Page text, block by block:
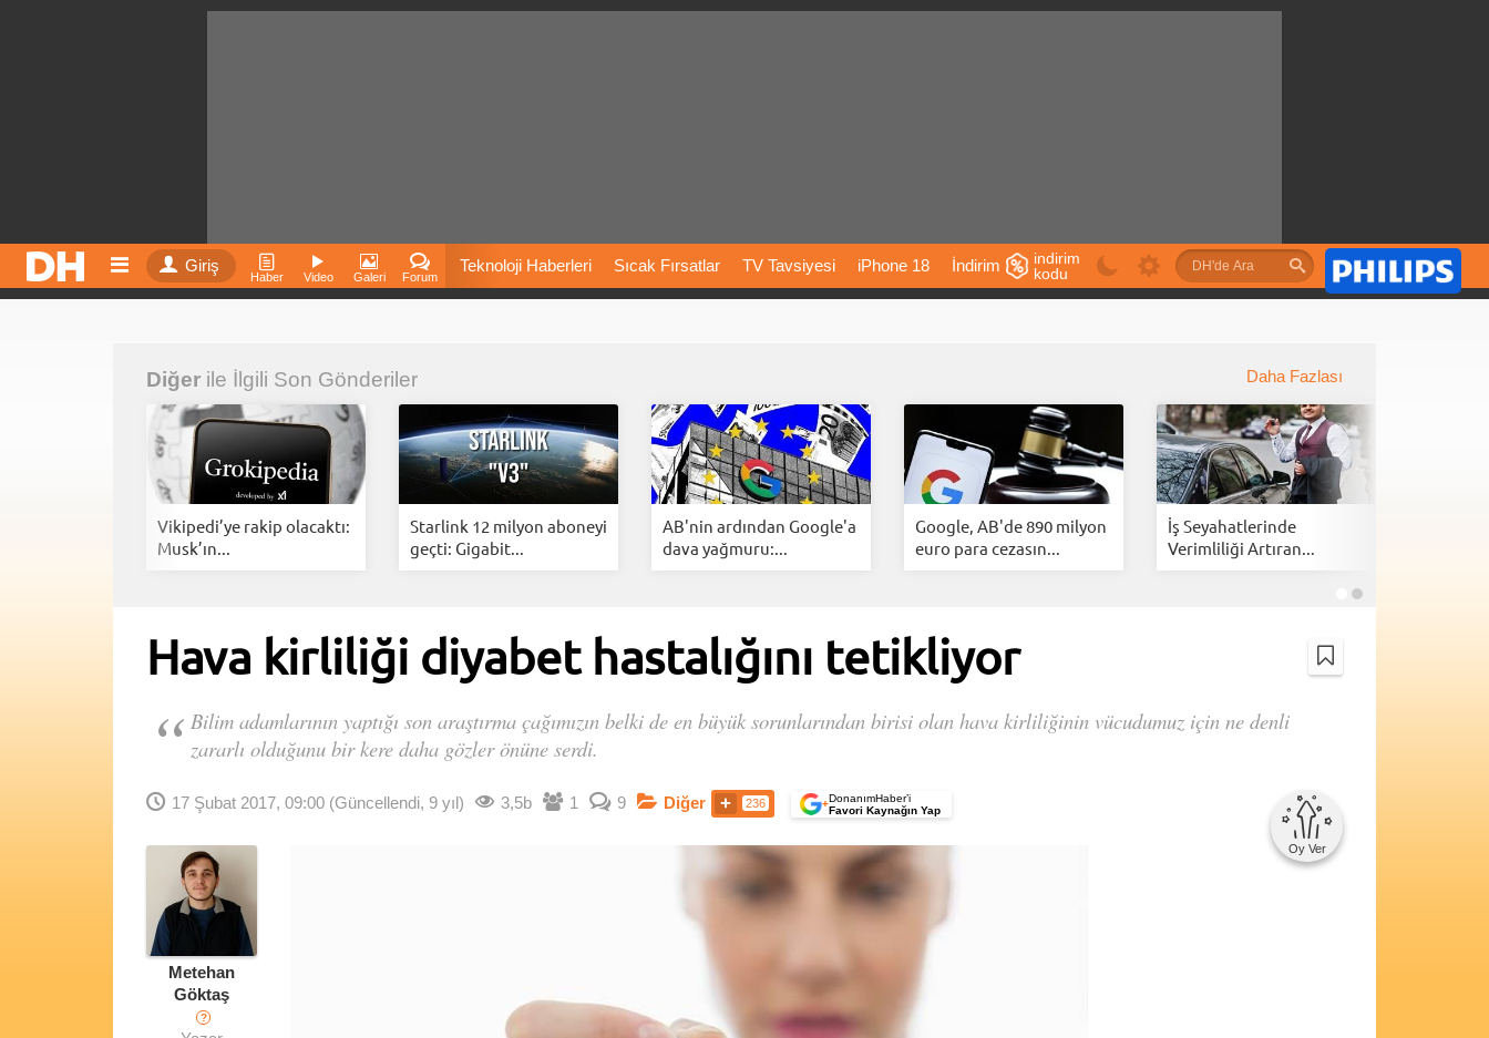
Giriş
Haber Video Galeri Forum
Teknoloji Haberleri Sıcak Fırsatlar TV Tavsiyesi iPhone 18 İndirim
İnstagram Dondurma İnstagram Çöktü Mü
indirim
kodu
Diğer ile İlgili Son Gönderiler Daha Fazlası
Vikipedi’ye rakip olacaktı:
Musk’ın...
Starlink 12 milyon aboneyi
geçti: Gigabit...
AB'nin ardından Google'a
dava yağmuru:...
Google, AB'de 890 milyon
euro para cezasın...
İş Seyahatlerinde
Verimliliği Artıran...
Hava kirliliği diyabet hastalığını tetikliyor
Bilim adamlarının yaptığı son araştırma çağımızın belki de en büyük sorunlarından birisi olan hava kirliliğinin vücudumuz için ne denli
zararlı olduğunu bir kere daha gözler önüne serdi.
17 Şubat 2017, 09:00 (Güncellendi, 9 yıl) 3,5b 1 9 Diğer 236 +DonanımHaber’i
Favori Kaynağın Yap
Oy Ver
Metehan
Göktaş
?